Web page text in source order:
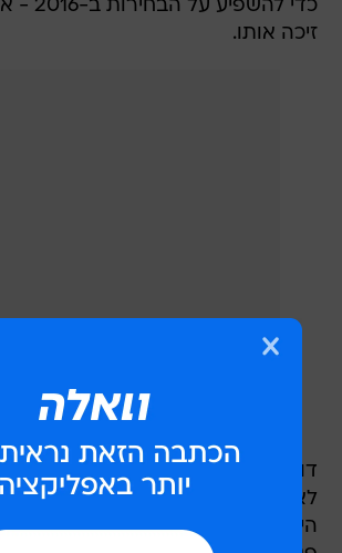
כדי
זיכה אותו.
דובר הקרמלין דימיטרי פסקוב אמר
לא ראה את הדוח, אבל "עמדתנו
היא מוכרת: המדינה שלנו לא מתערבת